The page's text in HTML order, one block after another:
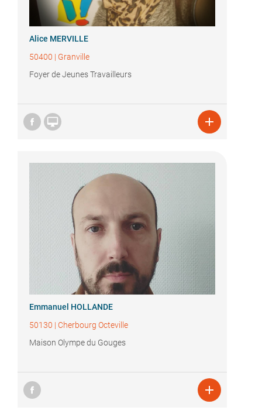
Alice MERVILLE
50400 | Granville
Foyer de Jeunes Travailleurs
 
Emmanuel HOLLANDE
50130 | Cherbourg Octeville
Maison Olympe du Gouges
